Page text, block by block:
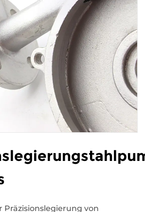
Präzisionslegierung von